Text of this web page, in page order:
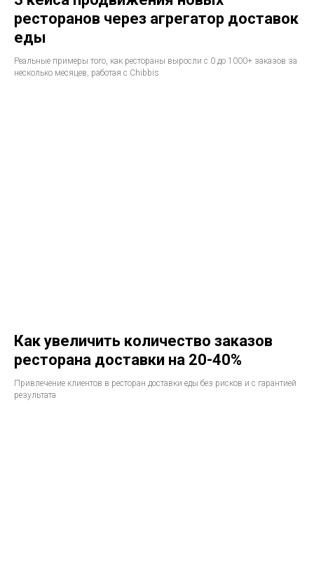
ресторанов через агрегатор доставок
еды
Реальные примеры того, как рестораны выросли с 0 до 1000+ заказов за
несколько месяцев, работая с Chibbis
Как увеличить количество заказов
ресторана доставки на 20-40%
Привлечение клиентов в ресторан доставки еды без рисков и с гарантией
результата